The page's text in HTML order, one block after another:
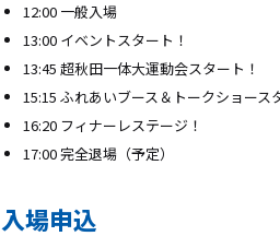
12:00 一般入場
13:00 イベントスタート！
13:45 超秋田一体大運動会スタート！
15:15 ふれあいブース＆トークショース
16:20 フィナーレステージ！
17:00 完全退場（予定）
入場申込